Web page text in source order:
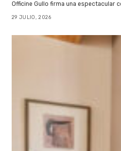
Officine Gullo firma una espectacular
29 JULIO, 2026